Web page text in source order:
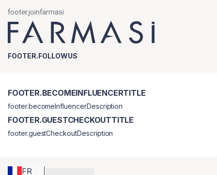
footer.joinfarmasi
FOOTER.FOLLOWUS
FR
FOOTER.BECOMEINFLUENCERTITLE
footer.becomeInfluencerDescription
FOOTER.GUESTCHECKOUTTITLE
footer.guestCheckoutDescription